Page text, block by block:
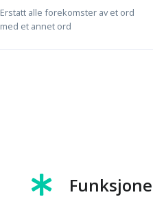
Erstatt alle forekomster av et ord
med et annet ord